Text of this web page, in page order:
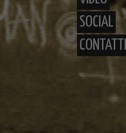
SOCIAL
CONTATTI